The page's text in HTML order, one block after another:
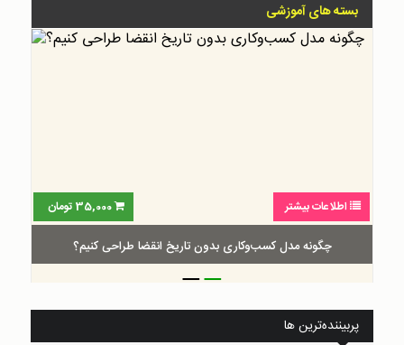
بسته های آموزشی
اطلاعات بیشتر 35,000 تومان
چگونه مدل کسب‌و‌کاری بدون تاریخ انقضا طراحی کنیم؟
__
پربیننده‌ترین ها